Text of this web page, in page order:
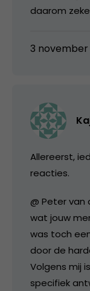
daarom
3 november
Allereerst,
reacties.
@ Peter
wat jouw
was toch
door de
Volgens mij
specifiek